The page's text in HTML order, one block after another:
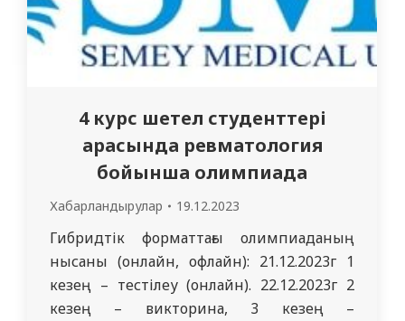
4 курс шетел студенттері
арасында ревматология
бойынша олимпиада
Хабарландырулар 19.12.2023
Гибридтік форматтағы олимпиаданың
нысаны (онлайн, офлайн): 21.12.2023г 1
кезең – тестілеу (онлайн). 22.12.2023г 2
кезең – викторина, 3 кезең –